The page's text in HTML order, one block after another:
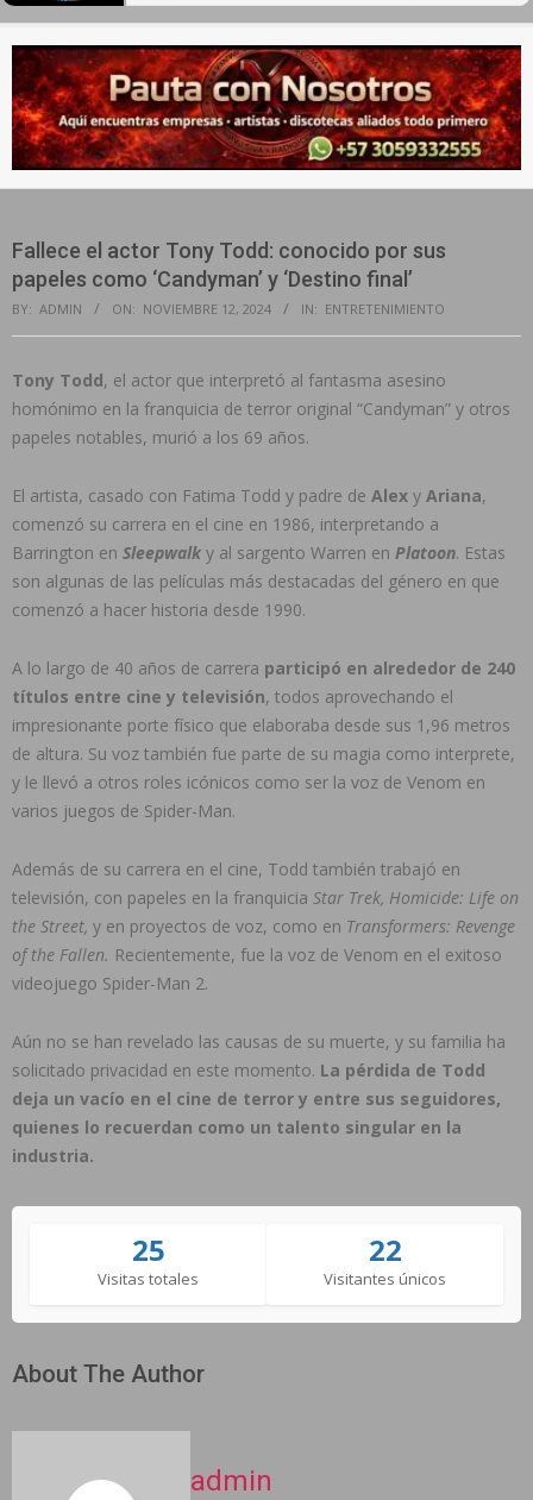
Navigation
Menu
Fallece el actor Tony Todd: conocido por sus
papeles como ‘Candyman’ y ‘Destino final’
BY: ADMIN ON: NOVIEMBRE 12, 2024 IN: ENTRETENIMIENTO
Tony Todd, el actor que interpretó al fantasma asesino
homónimo en la franquicia de terror original “Candyman” y otros
papeles notables, murió a los 69 años.
El artista, casado con Fatima Todd y padre de Alex y Ariana,
comenzó su carrera en el cine en 1986, interpretando a
Barrington en Sleepwalk y al sargento Warren en Platoon. Estas
son algunas de las películas más destacadas del género en que
comenzó a hacer historia desde 1990.
A lo largo de 40 años de carrera participó en alrededor de 240
títulos entre cine y televisión, todos aprovechando el
impresionante porte físico que elaboraba desde sus 1,96 metros
de altura. Su voz también fue parte de su magia como interprete,
y le llevó a otros roles icónicos como ser la voz de Venom en
varios juegos de Spider-Man.
Además de su carrera en el cine, Todd también trabajó en
televisión, con papeles en la franquicia Star Trek, Homicide: Life on
the Street, y en proyectos de voz, como en Transformers: Revenge
of the Fallen. Recientemente, fue la voz de Venom en el exitoso
videojuego Spider-Man 2.
Aún no se han revelado las causas de su muerte, y su familia ha
solicitado privacidad en este momento. La pérdida de Todd
deja un vacío en el cine de terror y entre sus seguidores,
quienes lo recuerdan como un talento singular en la
industria.
25
Visitas totales
22
Visitantes únicos
About The Author
admin